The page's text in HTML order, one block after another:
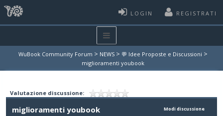
LOGIN REGISTRATI
WuBook Community Forum > NEWS > 💬 Idee Proposte e Discussioni >
miglioramenti youbook
Valutazione discussione:
Modi discussione
miglioramenti youbook